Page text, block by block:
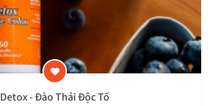
Detox - Đào Thải Độc Tố